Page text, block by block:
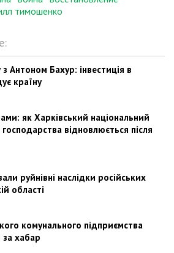
тимошенко
Антоном Бахур: інвестиція в
країну
як Харківський національний
відновлюється після
руйнівні наслідки російських
області
комунального підприємства
хабар